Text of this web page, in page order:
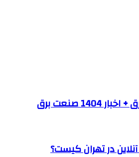
صنعت برق
در تهران کیست؟